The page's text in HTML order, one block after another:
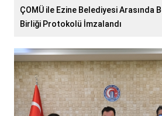
ÇOMÜ ile Ezine Belediyesi Arasında
Birliği Protokolü İmzalandı